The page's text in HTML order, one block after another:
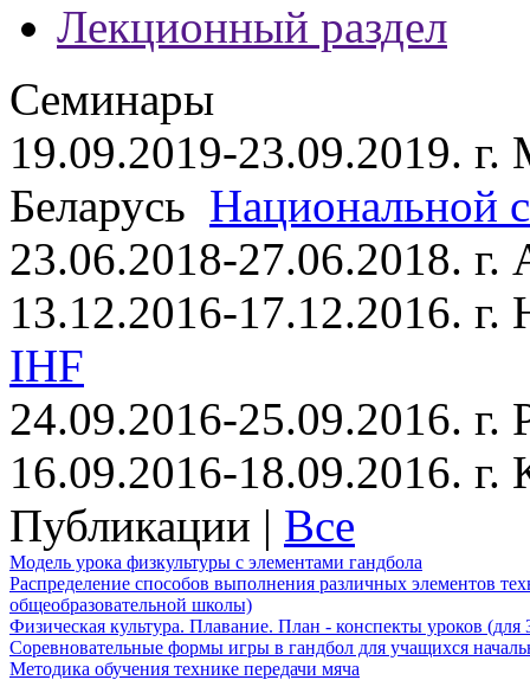
Лекционный раздел
Семинары
19.09.2019-23.09.2019. г.
Беларусь Национальной
23.06.2018-27.06.2018.
13.12.2016-17.12.2016.
IHF
24.09.2016-25.09.2016. г.
16.09.2016-18.09.2016.
Публикации | Все
Модель урока физкультуры с элементами гандбола
Распределение способов выполнения различных элементов
общеобразовательной школы)
Физическая культура. Плавание. План - конспекты уроков (для
Соревновательные формы игры в гандбол для учащихся
Методика обучения технике передачи мяча